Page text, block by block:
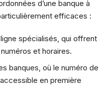
d’une banque à
efficaces :
spécialisés, qui offrent
et horaires.
banques, où le numéro de
en première